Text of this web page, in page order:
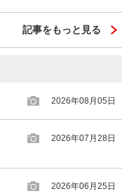
記事をもっと見る
2026年08月05日
2026年07月28日
2026年06月25日